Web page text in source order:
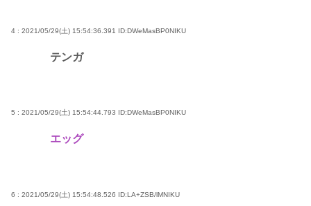
4 : 2021/05/29(土) 15:54:36.391 ID:DWeMasBP0NIKU
テンガ
5 : 2021/05/29(土) 15:54:44.793 ID:DWeMasBP0NIKU
エッグ
6 : 2021/05/29(土) 15:54:48.526 ID:LA+ZSB/lMNIKU